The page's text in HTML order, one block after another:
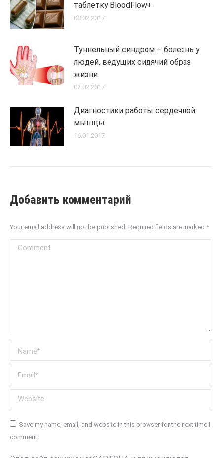
таблетку BloodFlow+
08.02.2017
Туннельный синдром – болезнь у
людей, ведущих сидячий образ
жизни
02.02.2017
Диагностики работы сердечной
мышцы
16.01.2017
Добавить комментарий
Your email address will not be published. Required fields are marked *
Comment
Name *
Email *
Website
Save my name, email, and website in this browser for the next time I
comment.